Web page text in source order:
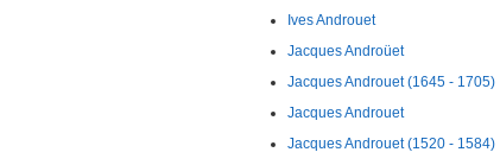
Ives Androuet
Jacques Androüet
Jacques Androuet (1645 - 1705)
Jacques Androuet
Jacques Androuet (1520 - 1584)